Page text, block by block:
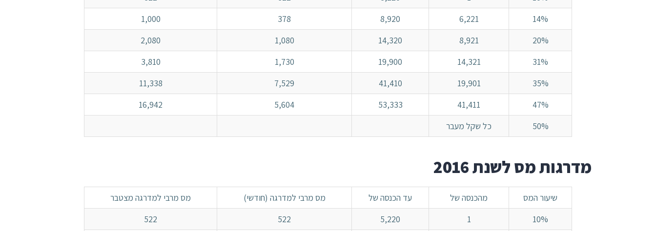
14%
6,221
8,920
378
1,000
20%
8,921
14,320
1,080
2,080
31%
14,321
19,900
1,730
3,810
35%
19,901
41,410
7,529
11,338
47%
41,411
53,333
5,604
16,942
50%
כל שקל מעבר
מדרגות מס לשנת 2016
שיעור המס מהכנסה של עד הכנסה של מס מרבי למדרגה (חודשי)
מס מרבי למדרגה מצטבר
10%
1
5,220
522
522